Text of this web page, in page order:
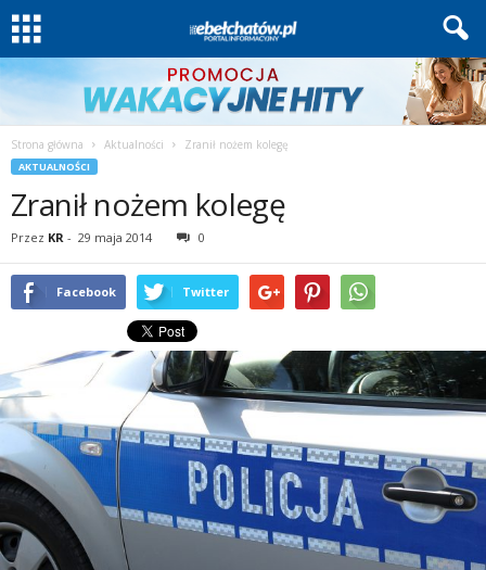
Strona główna Aktualności Zranił nożem kolegę
AKTUALNOŚCI
Zranił nożem kolegę
Przez KR - 29 maja 2014 0
Facebook Twitter